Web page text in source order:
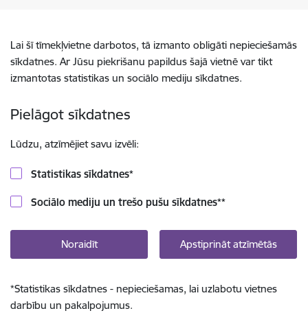
Lai šī tīmekļvietne darbotos, tā izmanto obligāti nepieciešamās
sīkdatnes. Ar Jūsu piekrišanu papildus šajā vietnē var tikt
izmantotas statistikas un sociālo mediju sīkdatnes.
Pielāgot sīkdatnes
Lūdzu, atzīmējiet savu izvēli:
Statistikas sīkdatnes*
Sociālo mediju un trešo pušu sīkdatnes**
Noraidīt Apstiprināt atzīmētās
*Statistikas sīkdatnes - nepieciešamas, lai uzlabotu vietnes
darbību un pakalpojumus.